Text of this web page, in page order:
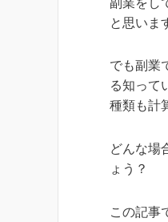
と思いま
でも副業
る知って
種類も計
どんな場
ょう？
この記事